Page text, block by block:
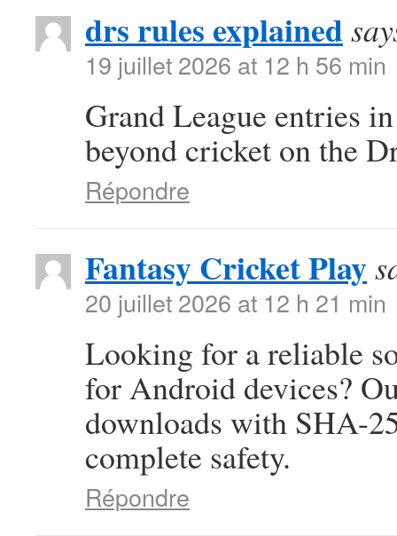
drs rules explained
19 juillet 2026 at 12 h 56 min
Grand League entries
beyond cricket on the
Répondre
Fantasy Cricket Play
20 juillet 2026 at 12 h 21 min
Looking for a reliable
for Android devices?
downloads with SHA-
complete safety.
Répondre